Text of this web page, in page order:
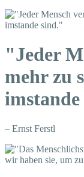
"Jeder
mehr zu
– Ernst Ferstl